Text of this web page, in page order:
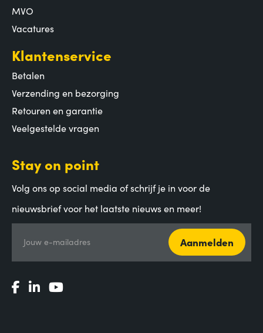
MVO
Vacatures
Klantenservice
Betalen
Verzending en bezorging
Retouren en garantie
Veelgestelde vragen
Stay on point
Volg ons op social media of schrijf je in voor de
nieuwsbrief voor het laatste nieuws en meer!
Jouw e-mailadres Aanmelden